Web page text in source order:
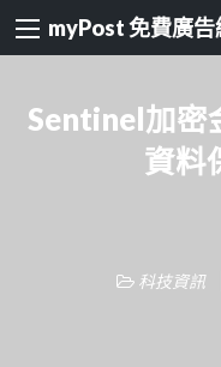
myPost 免費廣告
Sentinel加密
資料
科技資訊